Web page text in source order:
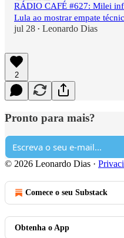
RÁDIO CAFÉ #627: Milei
Lula ao mostrar empate
jul 28 • Leonardo Dias
2
Pronto para mais?
© 2026 Leonardo Dias ·
Comece o seu Substack
Obtenha o App